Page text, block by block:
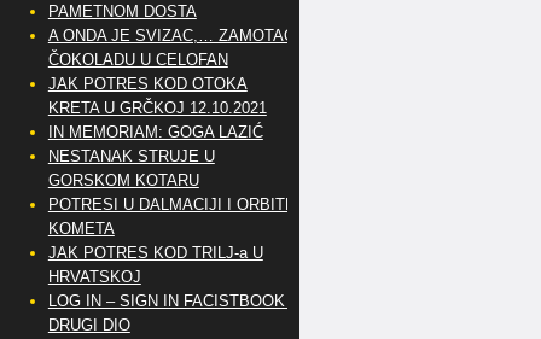
PAMETNOM DOSTA
A ONDA JE SVIZAC,… ZAMOTAO
ČOKOLADU U CELOFAN
JAK POTRES KOD OTOKA
KRETA U GRČKOJ 12.10.2021
IN MEMORIAM: GOGA LAZIĆ
NESTANAK STRUJE U
GORSKOM KOTARU
POTRESI U DALMACIJI I ORBITE
KOMETA
JAK POTRES KOD TRILJ-a U
HRVATSKOJ
LOG IN – SIGN IN FACISTBOOK –
DRUGI DIO